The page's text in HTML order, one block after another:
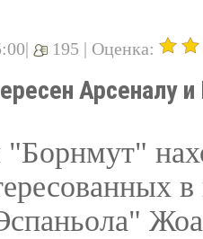
195 | Оценка:
Арсеналу
в